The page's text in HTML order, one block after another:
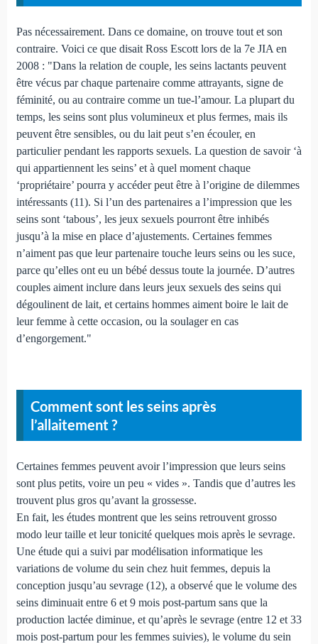
Pas nécessairement. Dans ce domaine, on trouve tout et son
contraire. Voici ce que disait Ross Escott lors de la 7e JIA en
2008 : "Dans la relation de couple, les seins lactants peuvent
être vécus par chaque partenaire comme attrayants, signe de
féminité, ou au contraire comme un tue-l’amour. La plupart du
temps, les seins sont plus volumineux et plus fermes, mais ils
peuvent être sensibles, ou du lait peut s’en écouler, en
particulier pendant les rapports sexuels. La question de savoir ‘à
qui appartiennent les seins’ et à quel moment chaque
‘propriétaire’ pourra y accéder peut être à l’origine de dilemmes
intéressants (11). Si l’un des partenaires a l’impression que les
seins sont ‘tabous’, les jeux sexuels pourront être inhibés
jusqu’à la mise en place d’ajustements. Certaines femmes
n’aiment pas que leur partenaire touche leurs seins ou les suce,
parce qu’elles ont eu un bébé dessus toute la journée. D’autres
couples aiment inclure dans leurs jeux sexuels des seins qui
dégoulinent de lait, et certains hommes aiment boire le lait de
leur femme à cette occasion, ou la soulager en cas
d’engorgement."
Comment sont les seins après
l’allaitement ?
Certaines femmes peuvent avoir l’impression que leurs seins
sont plus petits, voire un peu « vides ». Tandis que d’autres les
trouvent plus gros qu’avant la grossesse.
En fait, les études montrent que les seins retrouvent grosso
modo leur taille et leur tonicité quelques mois après le sevrage.
Une étude qui a suivi par modélisation informatique les
variations de volume du sein chez huit femmes, depuis la
conception jusqu’au sevrage (12), a observé que le volume des
seins diminuait entre 6 et 9 mois post-partum sans que la
production lactée diminue, et qu’après le sevrage (entre 12 et 33
mois post-partum pour les femmes suivies), le volume du sein